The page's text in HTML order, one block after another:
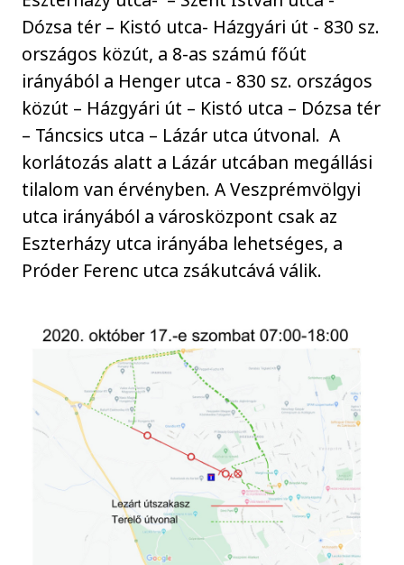
Dózsa tér – Kistó utca- Házgyári út - 830 sz.
országos közút, a 8-as számú főút
irányából a Henger utca - 830 sz. országos
közút – Házgyári út – Kistó utca – Dózsa tér
– Táncsics utca – Lázár utca útvonal. A
korlátozás alatt a Lázár utcában megállási
tilalom van érvényben. A Veszprémvölgyi
utca irányából a városközpont csak az
Eszterházy utca irányába lehetséges, a
Próder Ferenc utca zsákutcává válik.